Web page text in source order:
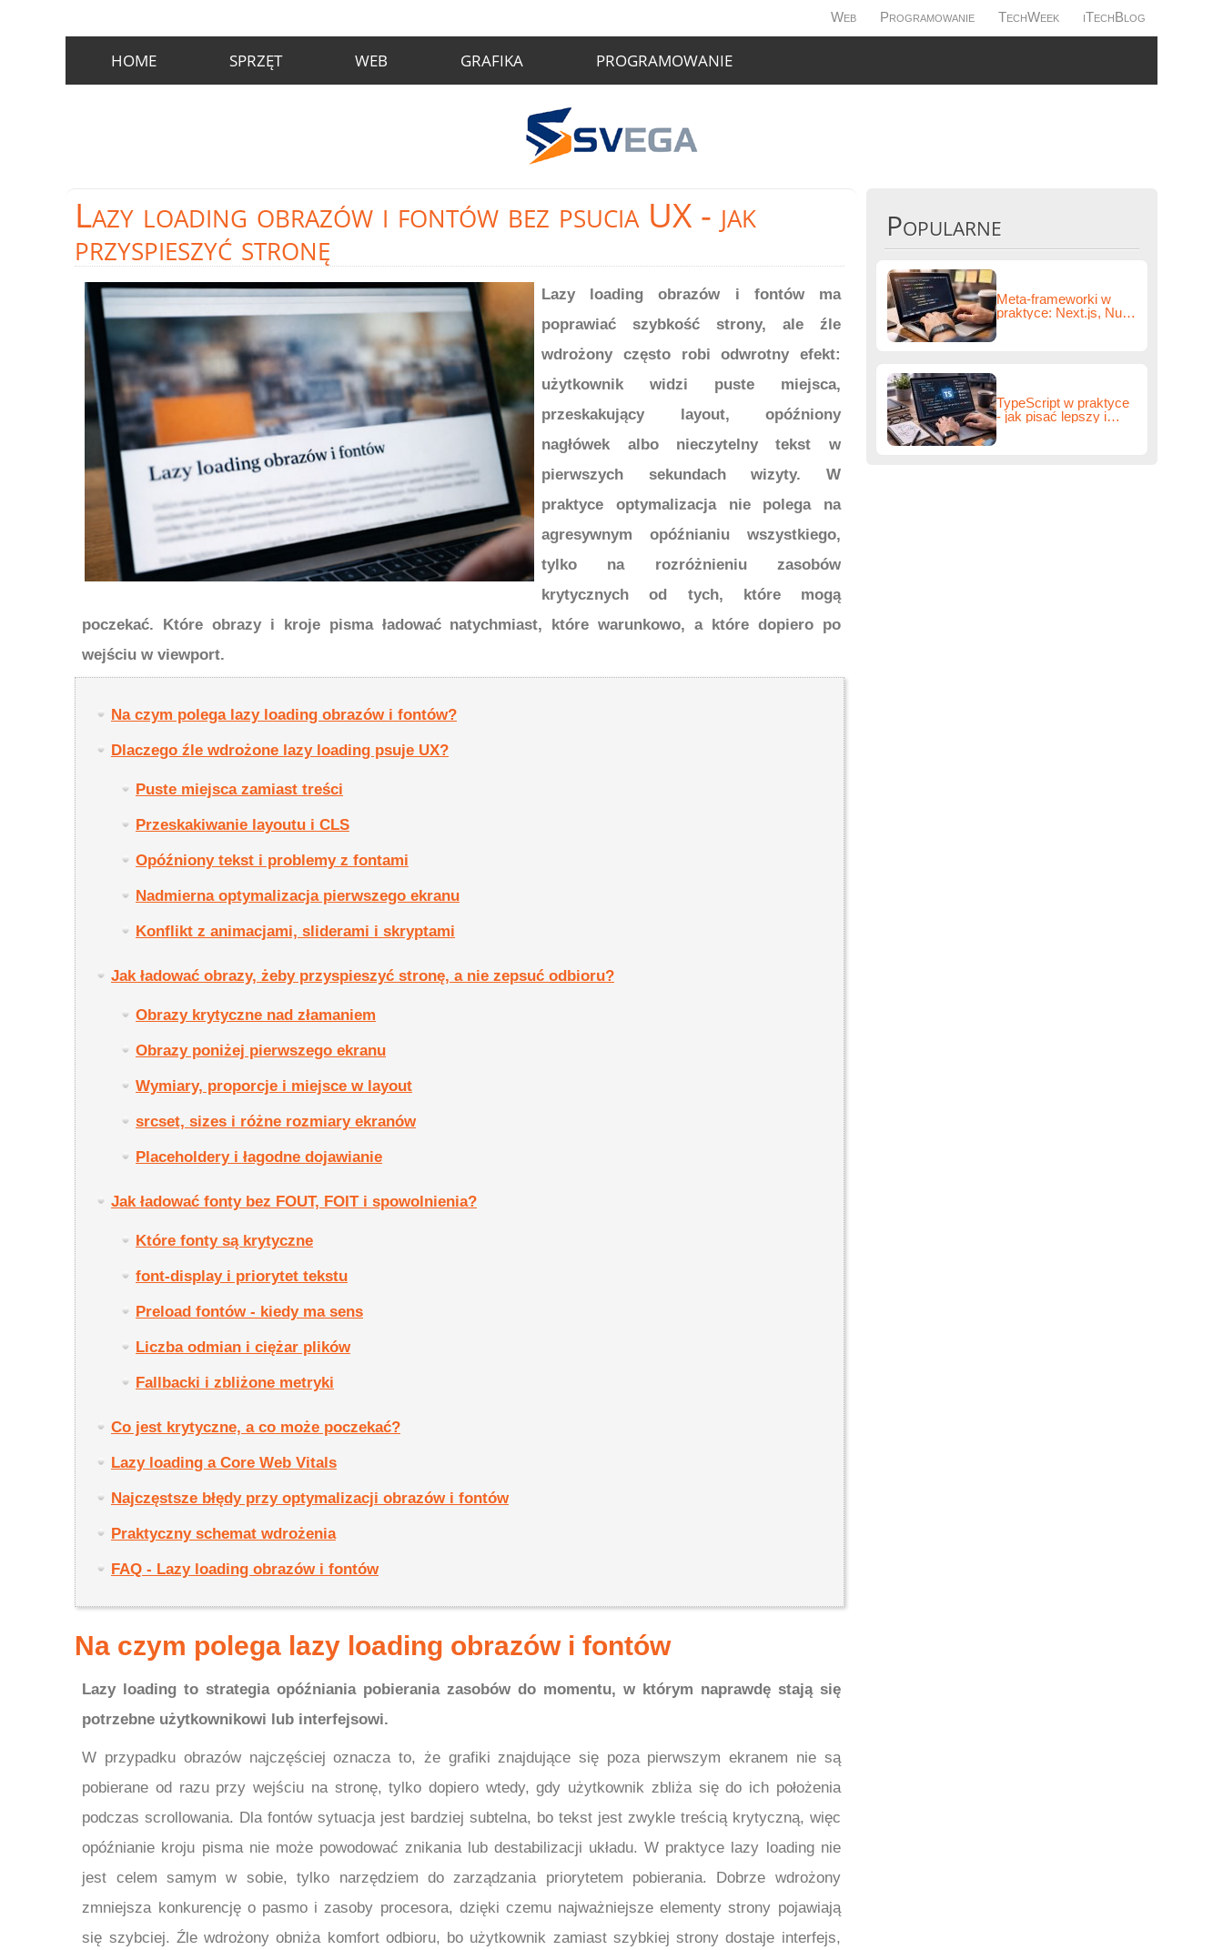
Web Programowanie TechWeek iTechBlog
HOME SPRZĘT WEB GRAFIKA PROGRAMOWANIE
Lazy loading obrazów i fontów bez psucia UX - jak
przyspieszyć stronę
Lazy loading obrazów i fontów ma
poprawiać szybkość strony, ale źle
wdrożony często robi odwrotny efekt:
użytkownik widzi puste miejsca,
przeskakujący layout, opóźniony
nagłówek albo nieczytelny tekst w
pierwszych sekundach wizyty. W
praktyce optymalizacja nie polega na
agresywnym opóźnianiu wszystkiego,
tylko na rozróżnieniu zasobów
krytycznych od tych, które mogą
poczekać. Które obrazy i kroje pisma ładować natychmiast, które warunkowo, a które dopiero po
wejściu w viewport.
Na czym polega lazy loading obrazów i fontów?
Dlaczego źle wdrożone lazy loading psuje UX?
Puste miejsca zamiast treści
Przeskakiwanie layoutu i CLS
Opóźniony tekst i problemy z fontami
Nadmierna optymalizacja pierwszego ekranu
Konflikt z animacjami, sliderami i skryptami
Jak ładować obrazy, żeby przyspieszyć stronę, a nie zepsuć odbioru?
Obrazy krytyczne nad złamaniem
Obrazy poniżej pierwszego ekranu
Wymiary, proporcje i miejsce w layout
srcset, sizes i różne rozmiary ekranów
Placeholdery i łagodne dojawianie
Jak ładować fonty bez FOUT, FOIT i spowolnienia?
Które fonty są krytyczne
font-display i priorytet tekstu
Preload fontów - kiedy ma sens
Liczba odmian i ciężar plików
Fallbacki i zbliżone metryki
Co jest krytyczne, a co może poczekać?
Lazy loading a Core Web Vitals
Najczęstsze błędy przy optymalizacji obrazów i fontów
Praktyczny schemat wdrożenia
FAQ - Lazy loading obrazów i fontów
Na czym polega lazy loading obrazów i fontów
Lazy loading to strategia opóźniania pobierania zasobów do momentu, w którym naprawdę stają się
potrzebne użytkownikowi lub interfejsowi.
W przypadku obrazów najczęściej oznacza to, że grafiki znajdujące się poza pierwszym ekranem nie są
pobierane od razu przy wejściu na stronę, tylko dopiero wtedy, gdy użytkownik zbliża się do ich położenia
podczas scrollowania. Dla fontów sytuacja jest bardziej subtelna, bo tekst jest zwykle treścią krytyczną, więc
opóźnianie kroju pisma nie może powodować znikania lub destabilizacji układu. W praktyce lazy loading nie
jest celem samym w sobie, tylko narzędziem do zarządzania priorytetem pobierania. Dobrze wdrożony
zmniejsza konkurencję o pasmo i zasoby procesora, dzięki czemu najważniejsze elementy strony pojawiają
się szybciej. Źle wdrożony obniża komfort odbioru, bo użytkownik zamiast szybkiej strony dostaje interfejs,
Popularne
Meta-frameworki w
praktyce: Next.js, Nuxt,
TypeScript w praktyce
- jak pisać lepszy i